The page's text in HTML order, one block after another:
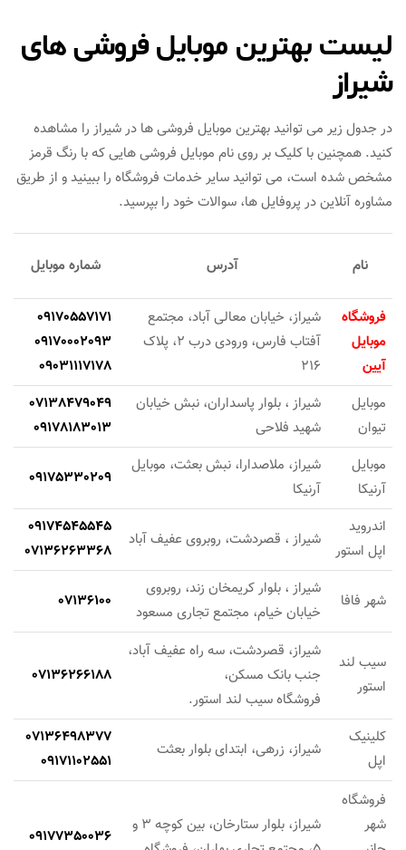
لیست بهترین موبایل فروشی های
شیراز
در جدول زیر می توانید بهترین موبایل فروشی ها در شیراز را مشاهده
کنید. همچنین با کلیک بر روی نام موبایل فروشی هایی که با رنگ قرمز
مشخص شده است، می توانید سایر خدمات فروشگاه را ببینید و از طریق
مشاوره آنلاین در پروفایل ها، سوالات خود را بپرسید.
نام آدرس شماره موبایل
فروشگاه
موبایل
آیین
شیراز، خیابان معالی آباد، مجتمع
آفتاب فارس، ورودی درب 2، پلاک
216
09170557171
09170002093
09031117178
موبایل
تیوان
شیراز ، بلوار پاسداران، نبش خیابان
شهید فلاحی
07138479049
09178183013
موبایل
آرنیکا
شیراز، ملاصدارا، نبش بعثت، موبایل
آرنیکا
09175330209
اندروید
اپل استور
شیراز ، قصردشت، روبروی عفیف آباد
09174545545
07136263368
شهر فافا
شیراز ، بلوار کریمخان زند، روبروی
خیابان خیام، مجتمع تجاری مسعود
07136100
سیب لند
استور
شیراز، قصردشت، سه راه عفیف آباد،
جنب بانک مسکن،
فروشگاه سیب لند استور.
07136266188
کلینیک
اپل
شیراز، زرهی، ابتدای بلوار بعثت
07136498377
09171102551
فروشگاه
شهر
شیراز، بلوار ستارخان، بین کوچه 3 و
09177350036